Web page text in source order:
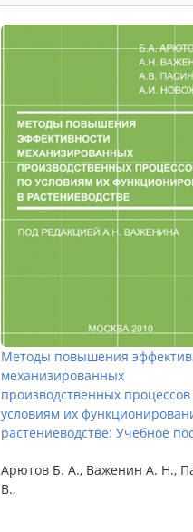
Методы повышения
механизированных
производственных
условиям их
растениеводстве: Учебное
Арютов Б. А., Важенин А. Н.,
В.,